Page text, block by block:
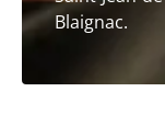
Blaignac.